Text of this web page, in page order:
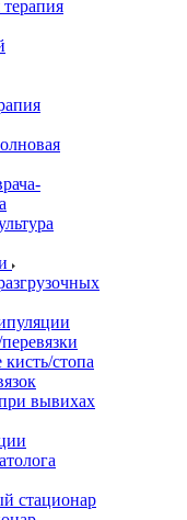
терапия
стопа
вывихах
стационар